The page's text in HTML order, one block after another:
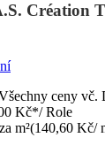
Création
ceny vč.
Kč*/ Role
m²(140,60 Kč/